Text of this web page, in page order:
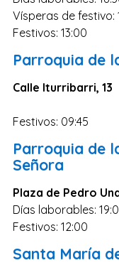
Vísperas de festivo:
Festivos: 13:00
Parroquia de
Calle Iturribarri, 13
Festivos: 09:45
Parroquia de
Señora
Plaza de Pedro
Días laborables:
Festivos: 12:00
Santa María